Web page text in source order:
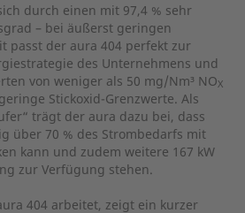
durch einen mit 97,4 % sehr
– bei äußerst geringen
passt der aura 404 perfekt zur
des Unternehmens und
von weniger als 50 mg/Nm³ NOX
Stickoxid-Grenzwerte. Als
trägt der aura dazu bei, dass
über 70 % des Strombedarfs mit
kann und zudem weitere 167 kW
zur Verfügung stehen.
404 arbeitet, zeigt ein kurzer